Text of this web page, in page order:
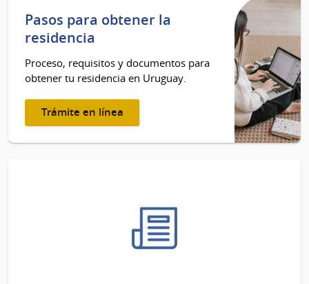
Pasos para obtener la
residencia
Proceso, requisitos y documentos para
obtener tu residencia en Uruguay.
Trámite en línea